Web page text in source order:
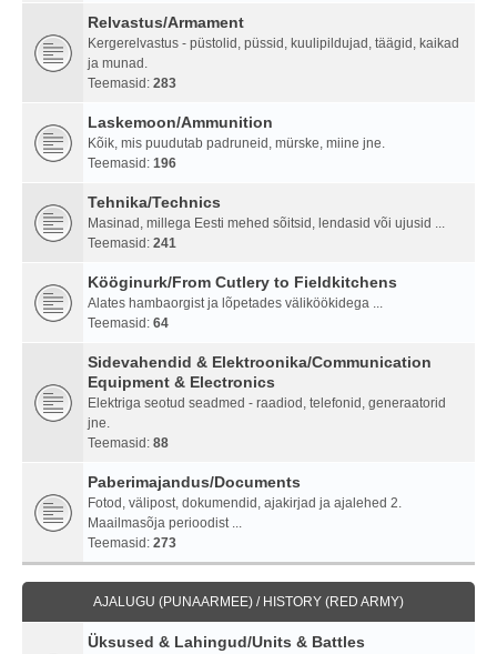
Relvastus/Armament
Kergerelvastus - püstolid, püssid, kuulipildujad, täägid, kaikad
ja munad.
Teemasid: 283
Laskemoon/Ammunition
Kõik, mis puudutab padruneid, mürske, miine jne.
Teemasid: 196
Tehnika/Technics
Masinad, millega Eesti mehed sõitsid, lendasid või ujusid ...
Teemasid: 241
Kööginurk/From Cutlery to Fieldkitchens
Alates hambaorgist ja lõpetades väliköökidega ...
Teemasid: 64
Sidevahendid & Elektroonika/Communication
Equipment & Electronics
Elektriga seotud seadmed - raadiod, telefonid, generaatorid
jne.
Teemasid: 88
Paberimajandus/Documents
Fotod, välipost, dokumendid, ajakirjad ja ajalehed 2.
Maailmasõja perioodist ...
Teemasid: 273
AJALUGU (PUNAARMEE) / HISTORY (RED ARMY)
Üksused & Lahingud/Units & Battles